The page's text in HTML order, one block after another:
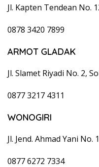
Jl. Kapten Tendean No.
0878 3420 7899
ARMOT GLADAK
Jl. Slamet Riyadi No. 2,
0877 3217 4311
WONOGIRI
Jl. Jend. Ahmad Yani
0877 6272 7334